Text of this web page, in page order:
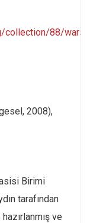
collection/88/
2008),
Birimi
tarafından
ve